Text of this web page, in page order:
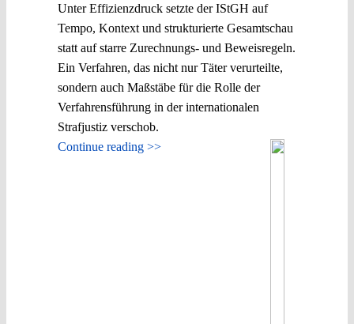
Unter Effizienzdruck setzte der IStGH auf
Tempo, Kontext und strukturierte Gesamtschau
statt auf starre Zurechnungs- und Beweisregeln.
Ein Verfahren, das nicht nur Täter verurteilte,
sondern auch Maßstäbe für die Rolle der
Verfahrensführung in der internationalen
Strafjustiz verschob.
Continue reading >>